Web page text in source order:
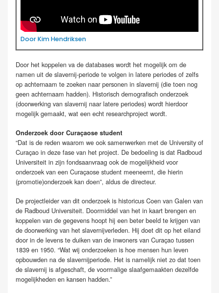
Door Kim Hendriksen
Door het koppelen va de databases wordt het mogelijk om de
namen uit de slavernij-periode te volgen in latere periodes of zelfs
op achternaam te zoeken naar personen in slavernij (die toen nog
geen achternaam hadden). Historisch demografisch onderzoek
(doorwerking van slavernij naar latere periodes) wordt hierdoor
mogelijk gemaakt, wat een echt researchproject wordt.
Onderzoek door Curaçaose student
“Dat is de reden waarom we ook samenwerken met de University of
Curaçao in deze fase van het project. De bedoeling is dat Radboud
Universiteit in zijn fondsaanvraag ook de mogelijkheid voor
onderzoek van een Curaçaose student meeneemt, die hierin
(promotie)onderzoek kan doen”, aldus de directeur.
De projectleider van dit onderzoek is historicus Coen van Galen van
de Radboud Universiteit. Doormiddel van het in kaart brengen en
koppelen van de gegevens hoopt hij een beter beeld te krijgen van
de doorwerking van het slavernijverleden. Hij doet dit op het eiland
door in de levens te duiken van de inwoners van Curaçao tussen
1839 en 1950. “Wat wij onderzoeken is hoe mensen hun leven
opbouwden na de slavernijperiode. Het is namelijk niet zo dat toen
de slavernij is afgeschaft, de voormalige slaafgemaakten dezelfde
mogelijkheden en kansen hadden.”